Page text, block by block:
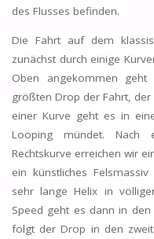
des Flusses befinden.
Die Fahrt auf dem
zunächst durch einige
Oben angekommen
größten Drop der Fahrt,
einer Kurve geht es in
Looping mündet. Nach
Rechtskurve erreichen wir
ein künstliches
sehr lange Helix in
Speed geht es dann in
folgt der Drop in den